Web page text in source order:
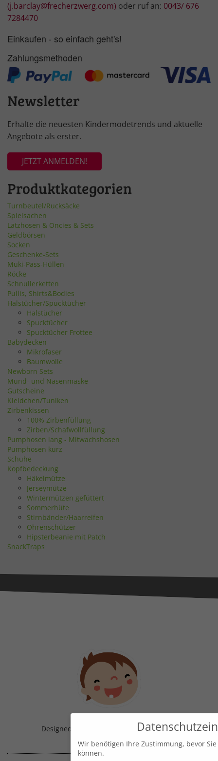
(j.barclay@frecherzwerg.com) oder ruf an: 0043/ 676
7284470
Einkaufen - so einfach geht's!
Zahlungsmethoden
Newsletter
Erhalte die neuesten Kindermodetrends und aktuelle
Angebote als erster.
JETZT ANMELDEN!
Produktkategorien
Turnbeutel/Rucksäcke
Spielsachen
Latzhosen & Oncies & Sets
Geldbörsen
Socken
Geschenke-Sets
Muki-Pass-Hüllen
Röcke
Schnullerketten
Pullis, Shirts&Bodies
Halstücher/Spucktücher
Halstücher
Spucktücher
Spucktücher Frottee
Babydecken
Mikrofaser
Baumwolle
Newborn Sets
Mund- und Nasenmaske
Gutscheine
Kleidchen/Tuniken
Zirbenkissen
100% Zirbenfüllung
Zirben/Schafwollfüllung
Pumphosen lang - Mitwachshosen
Pumphosen kurz
Schuhe
Kopfbedeckung
Häkelmütze
Jerseymütze
Wintermützen gefüttert
Sommerhüte
Stirnbänder/Haarreifen
Ohrenschützer
Hipsterbeanie mit Patch
SnackTraps
Designed & Handmade with in Austria!
Wir benötigen Ihre Zustimmung, bevor
können.